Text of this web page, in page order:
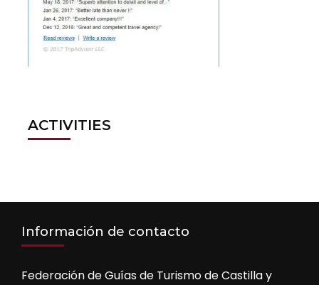
ACTIVITIES
Información de contacto
Federación de Guías de Turismo de Castilla y